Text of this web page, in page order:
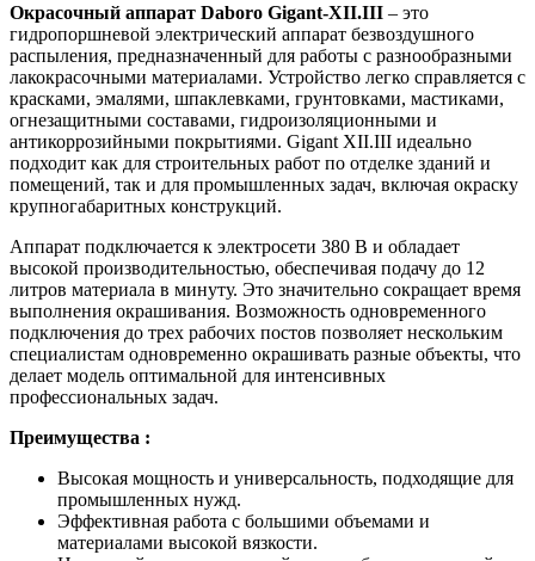
Окрасочный аппарат Daboro Gigant-XII.III – это
гидропоршневой электрический аппарат безвоздушного
распыления, предназначенный для работы с разнообразными
лакокрасочными материалами. Устройство легко справляется с
красками, эмалями, шпаклевками, грунтовками, мастиками,
огнезащитными составами, гидроизоляционными и
антикоррозийными покрытиями. Gigant XII.III идеально
подходит как для строительных работ по отделке зданий и
помещений, так и для промышленных задач, включая окраску
крупногабаритных конструкций.
Аппарат подключается к электросети 380 В и обладает
высокой производительностью, обеспечивая подачу до 12
литров материала в минуту. Это значительно сокращает время
выполнения окрашивания. Возможность одновременного
подключения до трех рабочих постов позволяет нескольким
специалистам одновременно окрашивать разные объекты, что
делает модель оптимальной для интенсивных
профессиональных задач.
Преимущества :
Высокая мощность и универсальность, подходящие для
промышленных нужд.
Эффективная работа с большими объемами и
материалами высокой вязкости.